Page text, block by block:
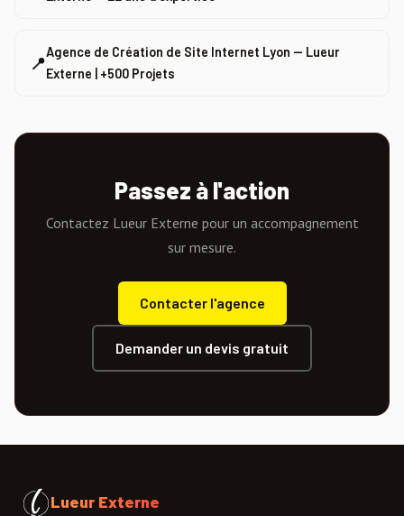
📍
Agence de Création de Site Internet Lyon — Lueur
Externe | +500 Projets
Passez à l'action
Contactez Lueur Externe pour un accompagnement
sur mesure.
Contacter l'agence
Demander un devis gratuit
Lueur Externe